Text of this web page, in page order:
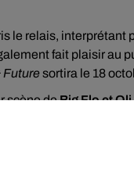
le relais, interprétant
fait plaisir au
Futuresortira le 18
scène deBig Flo et Oli
quatre morceaux :
une petite